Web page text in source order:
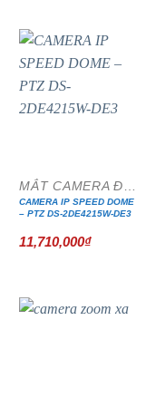
MẮT CAMERA ĐẶC CHỦNG
CAMERA IP SPEED DOME
– PTZ DS-2DE4215W-DE3
11,710,000₫